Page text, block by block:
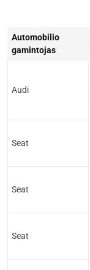
Automobilio
gamintojas
Audi
Seat
Seat
Seat